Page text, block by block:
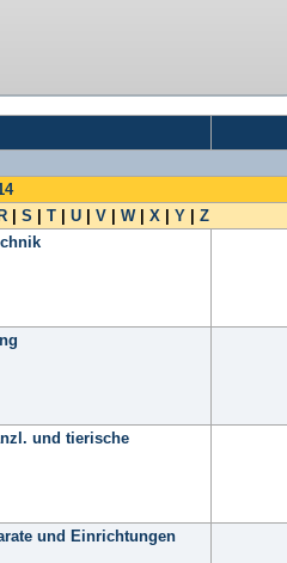
R S T U V W| X Y
Z
und tierische
und Einrichtungen